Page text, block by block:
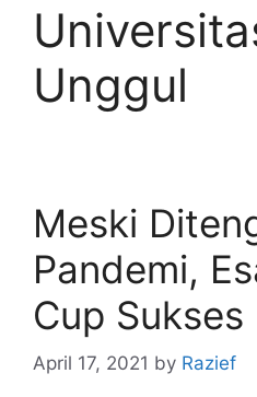
Unggul
Meski
Pandemi,
Cup
April 17, 2021 by Razief